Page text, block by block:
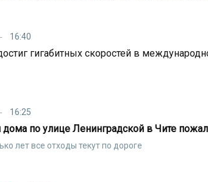
16:40
гигабитных скоростей в
16:25
по улице Ленинградской в Чите
лет все отходы текут по дороге